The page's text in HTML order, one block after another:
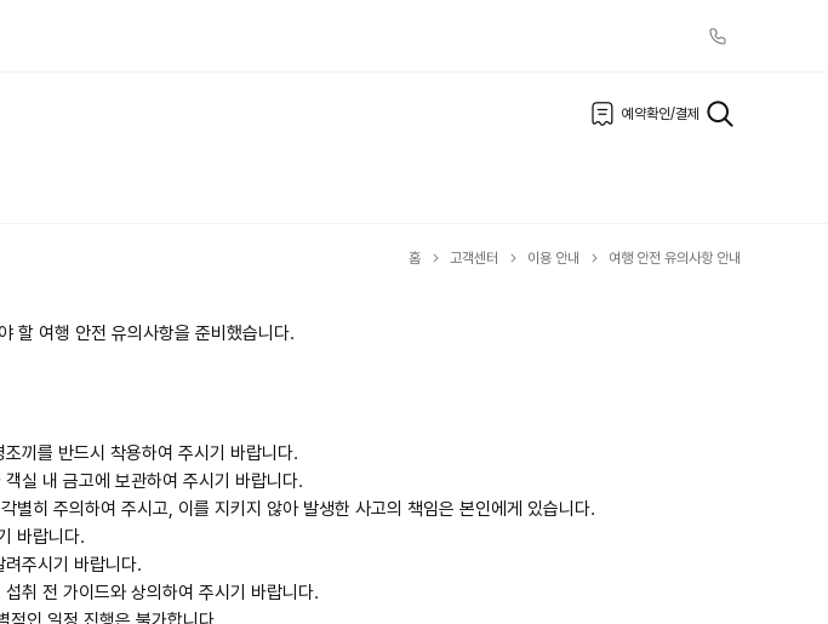
예약확인/결제
홈 고객센터 이용 안내 여행 안전 유의사항 안내
할 여행 안전 유의사항을 준비했습니다.
끼를 반드시 착용하여 주시기 바랍니다.
실 내 금고에 보관하여 주시기 바랍니다.
별히 주의하여 주시고, 이를 지키지 않아 발생한 사고의 책임은 본인에게 있습니다.
바랍니다.
주시기 바랍니다.
취 전 가이드와 상의하여 주시기 바랍니다.